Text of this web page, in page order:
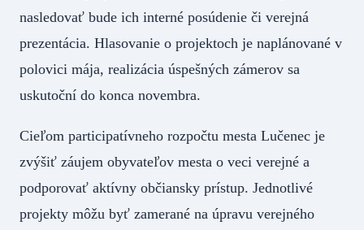
nasledovať bude ich interné posúdenie či verejná
prezentácia. Hlasovanie o projektoch je naplánované v
polovici mája, realizácia úspešných zámerov sa
uskutoční do konca novembra.
Cieľom participatívneho rozpočtu mesta Lučenec je
zvýšiť záujem obyvateľov mesta o veci verejné a
podporovať aktívny občiansky prístup. Jednotlivé
projekty môžu byť zamerané na úpravu verejného